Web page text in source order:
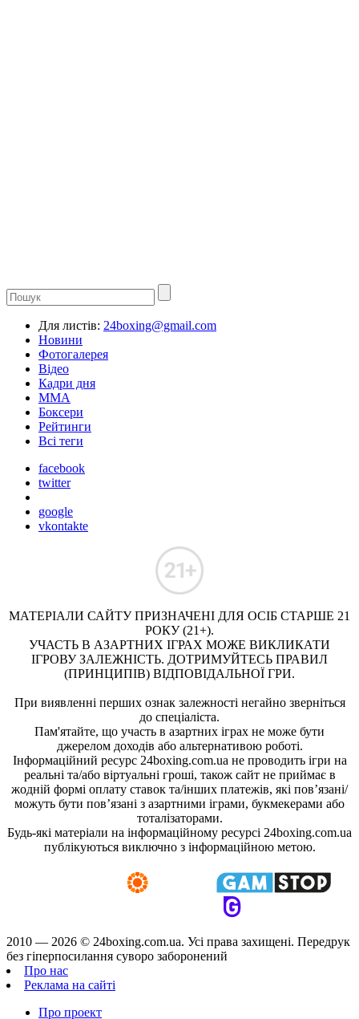
Для листів: 24boxing@gmail.com
Новини
Фотогалерея
Відео
Кадри дня
ММА
Боксери
Рейтинги
Всі теги
facebook
twitter
google
vkontakte
МАТЕРІАЛИ САЙТУ ПРИЗНАЧЕНІ ДЛЯ ОСІБ СТАРШЕ 21
РОКУ (21+).
УЧАСТЬ В АЗАРТНИХ ІГРАХ МОЖЕ ВИКЛИКАТИ
ІГРОВУ ЗАЛЕЖНІСТЬ. ДОТРИМУЙТЕСЬ ПРАВИЛ
(ПРИНЦИПІВ) ВІДПОВІДАЛЬНОЇ ГРИ.
При виявленні перших ознак залежності негайно зверніться
до спеціаліста.
Пам'ятайте, що участь в азартних іграх не може бути
джерелом доходів або альтернативою роботі.
Інформаційний ресурс 24boxing.com.ua не проводить ігри на
реальні та/або віртуальні гроші, також сайт не приймає в
жодній формі оплату ставок та/інших платежів, які пов’язані/
можуть бути пов’язані з азартними іграми, букмекерами або
тоталізаторами.
Будь-які матеріали на інформаційному ресурсі 24boxing.com.ua
публікуються виключно з інформаційною метою.
2010 — 2026 © 24boxing.com.ua. Усi права захищенi. Передрук
без гіперпосилання суворо заборонений
Про нас
Реклама на сайті
Про проект